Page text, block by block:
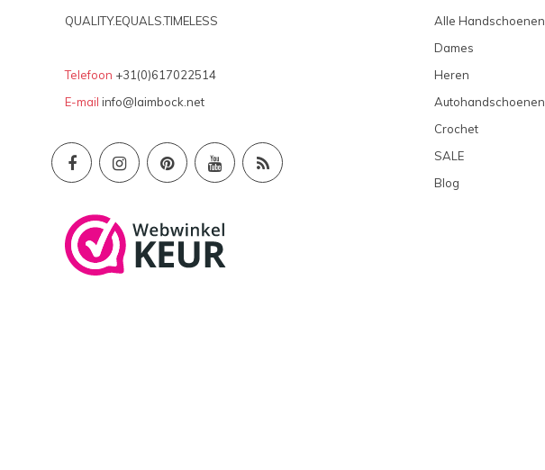
QUALITY.EQUALS.TIMELESS
Telefoon +31(0)617022514
E-mail info@laimbock.net
Alle Handschoenen
Dames
Heren
Autohandschoenen
Crochet
SALE
Blog